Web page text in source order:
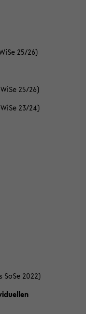
25/26)
25/26)
23/24)
2022)